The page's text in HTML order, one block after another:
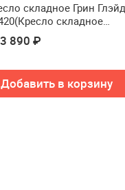
складное Грин Глэйд
складное
Glade РС420)
890 ₽
Добавить в корзину